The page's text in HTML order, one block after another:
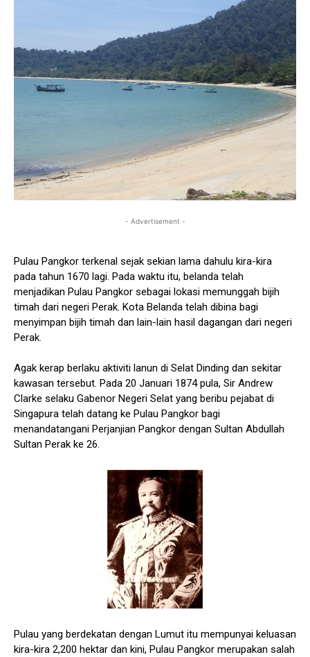
- Advertisement -
Pulau Pangkor terkenal sejak sekian lama dahulu kira-kira
pada tahun 1670 lagi. Pada waktu itu, belanda telah
menjadikan Pulau Pangkor sebagai lokasi memunggah bijih
timah dari negeri Perak. Kota Belanda telah dibina bagi
menyimpan bijih timah dan lain-lain hasil dagangan dari negeri
Perak.
Agak kerap berlaku aktiviti lanun di Selat Dinding dan sekitar
kawasan tersebut. Pada 20 Januari 1874 pula, Sir Andrew
Clarke selaku Gabenor Negeri Selat yang beribu pejabat di
Singapura telah datang ke Pulau Pangkor bagi
menandatangani Perjanjian Pangkor dengan Sultan Abdullah
Sultan Perak ke 26.
Pulau yang berdekatan dengan Lumut itu mempunyai keluasan
kira-kira 2,200 hektar dan kini, Pulau Pangkor merupakan salah